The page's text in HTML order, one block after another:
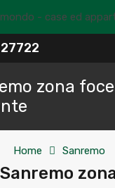
zona foce
Home Sanremo